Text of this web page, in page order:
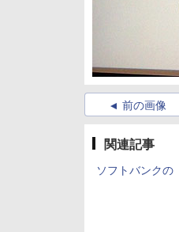
前の画像
関連記事
ソフトバンクの